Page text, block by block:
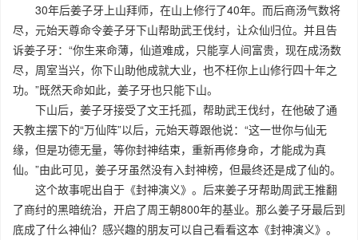
30年后姜子牙上山拜师，在山上修行了40年。而后商汤气数将
尽，元始天尊命令姜子牙下山帮助武王伐纣，让众仙归位。并且告
诉姜子牙：“你生来命薄，仙道难成，只能享人间富贵，现在成汤数
尽，周室当兴，你下山助他成就大业，也不枉你上山修行四十年之
功。”既然天命如此，姜子牙也只能下山。
下山后，姜子牙接受了文王托孤，帮助武王伐纣，在他破了通
天教主摆下的“万仙阵”以后，元始天尊跟他说：“这一世你与仙无
缘，但是功德无量，等你封神结束，重新再修身命，才能成为真
仙。”由此可见，姜子牙虽然没有入封神榜，但最终还是成了仙的。
这个故事呢出自于《封神演义》。后来姜子牙帮助周武王推翻
了商纣的黑暗统治，开启了周王朝800年的基业。那么姜子牙最后到
底成了什么神仙？感兴趣的朋友可以自己看看这本《封神演义》。